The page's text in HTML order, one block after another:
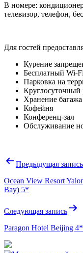
В номере:
телевизор, телефон,
Для гостей
Курение
Бесплатный Wi-Fi
Парковка на
Круглосуточный
Хранение багажа
Кофейня
Конференц-зал
Обслуживание
Навигация
записям
Предыдущая запись
Ocean View Resort
Bay) 5*
Следующая запись
Paragon Hotel Beijing 4*